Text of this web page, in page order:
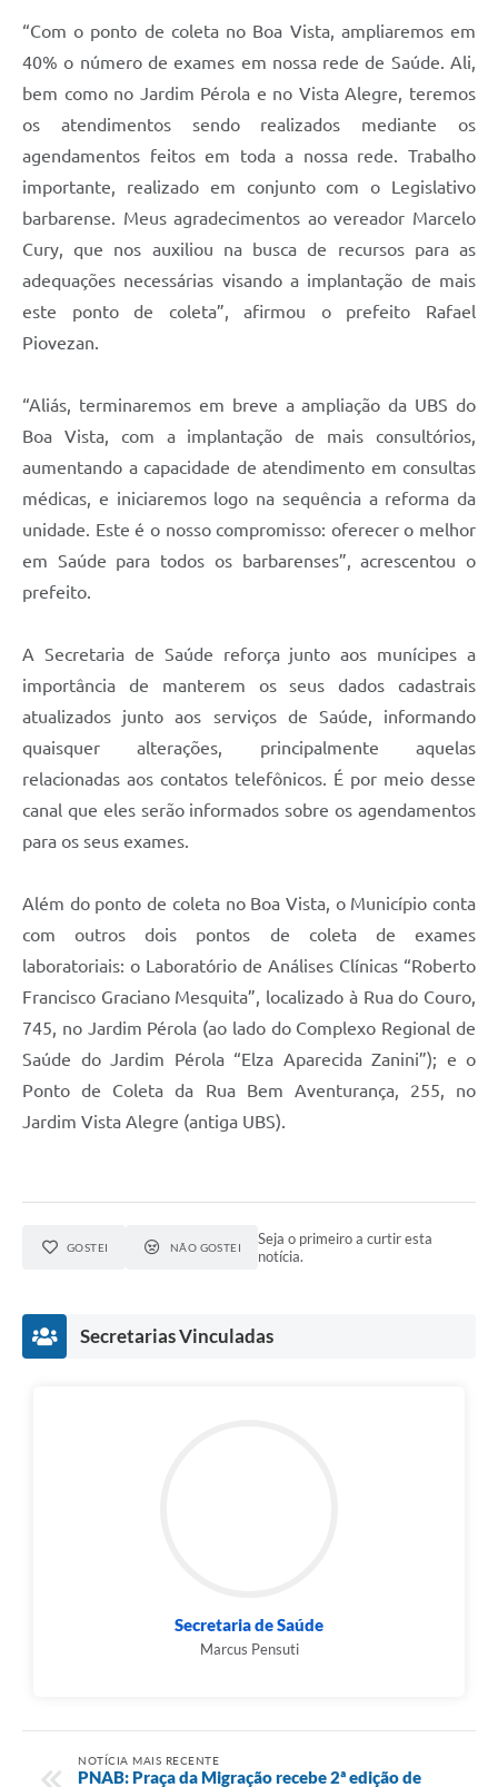
“Com o ponto de coleta no Boa Vista, ampliaremos em
40% o número de exames em nossa rede de Saúde. Ali,
bem como no Jardim Pérola e no Vista Alegre, teremos
os atendimentos sendo realizados mediante os
agendamentos feitos em toda a nossa rede. Trabalho
importante, realizado em conjunto com o Legislativo
barbarense. Meus agradecimentos ao vereador Marcelo
Cury, que nos auxiliou na busca de recursos para as
adequações necessárias visando a implantação de mais
este ponto de coleta”, afirmou o prefeito Rafael
Piovezan.
“Aliás, terminaremos em breve a ampliação da UBS do
Boa Vista, com a implantação de mais consultórios,
aumentando a capacidade de atendimento em consultas
médicas, e iniciaremos logo na sequência a reforma da
unidade. Este é o nosso compromisso: oferecer o melhor
em Saúde para todos os barbarenses”, acrescentou o
prefeito.
A Secretaria de Saúde reforça junto aos munícipes a
importância de manterem os seus dados cadastrais
atualizados junto aos serviços de Saúde, informando
quaisquer alterações, principalmente aquelas
relacionadas aos contatos telefônicos. É por meio desse
canal que eles serão informados sobre os agendamentos
para os seus exames.
Além do ponto de coleta no Boa Vista, o Município conta
com outros dois pontos de coleta de exames
laboratoriais: o Laboratório de Análises Clínicas “Roberto
Francisco Graciano Mesquita”, localizado à Rua do Couro,
745, no Jardim Pérola (ao lado do Complexo Regional de
Saúde do Jardim Pérola “Elza Aparecida Zanini”); e o
Ponto de Coleta da Rua Bem Aventurança, 255, no
Jardim Vista Alegre (antiga UBS).
GOSTEI NÃO GOSTEI
Seja o primeiro a curtir esta
notícia.
Secretarias Vinculadas
Secretaria de Saúde
Marcus Pensuti
NOTÍCIA MAIS RECENTE
PNAB: Praça da Migração recebe 2ª edição de